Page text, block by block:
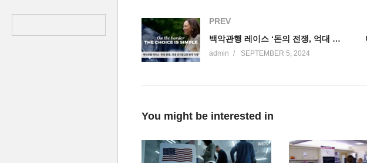
PREV
백악관행 레이스 ‘돈의 전쟁, 억대 선거광고전 본격 가열’
admin SEPTEMBER 5, 2024
You might be interested in